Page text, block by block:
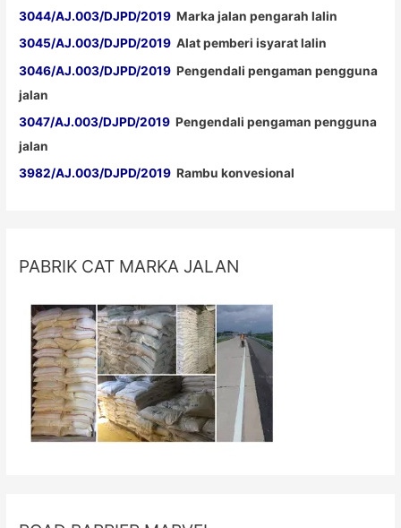
3044/AJ.003/DJPD/2019 Marka jalan pengarah lalin
3045/AJ.003/DJPD/2019 Alat pemberi isyarat lalin
3046/AJ.003/DJPD/2019 Pengendali pengaman pengguna
jalan
3047/AJ.003/DJPD/2019 Pengendali pengaman pengguna
jalan
3982/AJ.003/DJPD/2019 Rambu konvesional
PABRIK CAT MARKA JALAN